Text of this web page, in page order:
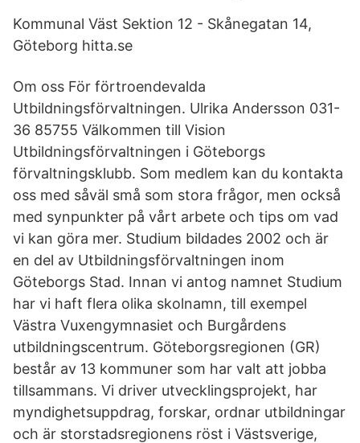
Kommunal Väst Sektion 12 - Skånegatan 14,
Göteborg hitta.se
Om oss För förtroendevalda
Utbildningsförvaltningen. Ulrika Andersson 031-
36 85755 Välkommen till Vision
Utbildningsförvaltningen i Göteborgs
förvaltningsklubb. Som medlem kan du kontakta
oss med såväl små som stora frågor, men också
med synpunkter på vårt arbete och tips om vad
vi kan göra mer. Studium bildades 2002 och är
en del av Utbildningsförvaltningen inom
Göteborgs Stad. Innan vi antog namnet Studium
har vi haft flera olika skolnamn, till exempel
Västra Vuxengymnasiet och Burgårdens
utbildningscentrum. Göteborgsregionen (GR)
består av 13 kommuner som har valt att jobba
tillsammans. Vi driver utvecklingsprojekt, har
myndighetsuppdrag, forskar, ordnar utbildningar
och är storstadsregionens röst i Västsverige,